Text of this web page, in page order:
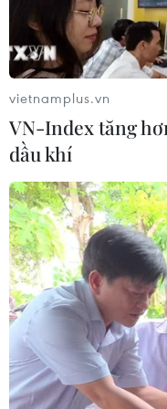
Chia sẻ dữ liệu hạ
phục vụ điều hành,
07/08/2026 08:45
Quân khu 7 đẩy
khoa học-công
quy tập hài cốt liệt sỹ
07/08/2026 08:45
86 tuổi vẫn
gần 80 năm nuôi
cậu liệt sĩ
07/08/2026 08:40
vietnamplus.vn
VN-Index tăng
dầu khí